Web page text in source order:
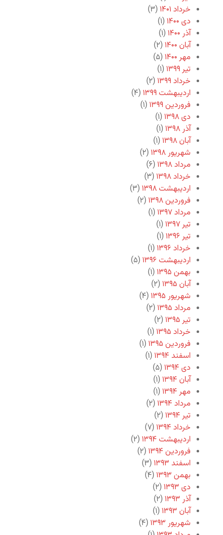
خرداد ۱۴۰۱
(۳)
دی ۱۴۰۰
(۱)
آذر ۱۴۰۰
(۱)
آبان ۱۴۰۰
(۲)
مهر ۱۴۰۰
(۵)
تیر ۱۳۹۹
(۱)
خرداد ۱۳۹۹
(۲)
اردیبهشت ۱۳۹۹
(۴)
فروردین ۱۳۹۹
(۱)
دی ۱۳۹۸
(۱)
آذر ۱۳۹۸
(۱)
آبان ۱۳۹۸
(۱)
شهریور ۱۳۹۸
(۲)
مرداد ۱۳۹۸
(۶)
خرداد ۱۳۹۸
(۳)
اردیبهشت ۱۳۹۸
(۳)
فروردین ۱۳۹۸
(۲)
مرداد ۱۳۹۷
(۱)
تیر ۱۳۹۷
(۱)
تیر ۱۳۹۶
(۱)
خرداد ۱۳۹۶
(۱)
اردیبهشت ۱۳۹۶
(۵)
بهمن ۱۳۹۵
(۱)
آبان ۱۳۹۵
(۲)
شهریور ۱۳۹۵
(۴)
مرداد ۱۳۹۵
(۲)
تیر ۱۳۹۵
(۲)
خرداد ۱۳۹۵
(۱)
فروردین ۱۳۹۵
(۱)
اسفند ۱۳۹۴
(۱)
دی ۱۳۹۴
(۵)
آبان ۱۳۹۴
(۱)
مهر ۱۳۹۴
(۱)
مرداد ۱۳۹۴
(۲)
تیر ۱۳۹۴
(۲)
خرداد ۱۳۹۴
(۷)
اردیبهشت ۱۳۹۴
(۲)
فروردین ۱۳۹۴
(۲)
اسفند ۱۳۹۳
(۳)
بهمن ۱۳۹۳
(۴)
دی ۱۳۹۳
(۲)
آذر ۱۳۹۳
(۲)
آبان ۱۳۹۳
(۱)
شهریور ۱۳۹۳
(۴)